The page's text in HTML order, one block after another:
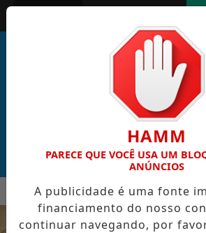
DE CABO VERDE VENCE ELEIÇÃO
EM ALTA
HAMM
PARECE QUE VOCÊ USA UM
ANÚNCIOS
A publicidade é uma fonte
financiamento do nosso
continuar navegando, por